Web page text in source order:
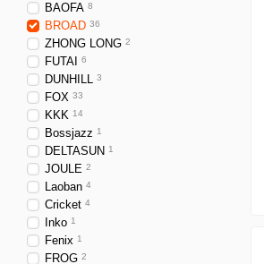
BAOFA 8
BROAD 36
ZHONG LONG 2
FUTAI 6
DUNHILL 3
FOX 33
KKK 14
Bossjazz 1
DELTASUN 1
JOULE 2
Laoban 4
Cricket 4
Inko 1
Fenix 1
FROG 2